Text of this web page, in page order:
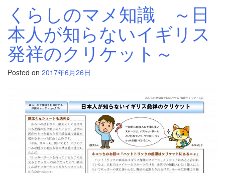
くらしのマメ知識 ～日
本人が知らないイギリス
発祥のクリケット～
Posted on 2017年6月26日